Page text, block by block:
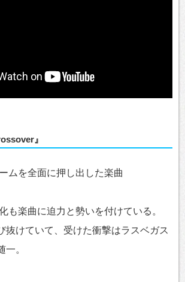
』
ムを全面に押し出した楽曲
も楽曲に迫力と勢いを付けている。
抜けていて、受けた衝撃はラスベガス
一。